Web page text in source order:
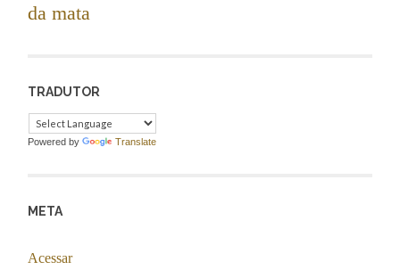
da mata
TRADUTOR
Powered by Translate
META
Acessar